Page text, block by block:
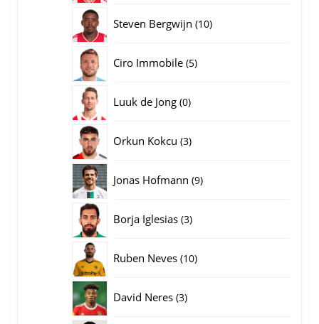
Steven Bergwijn 1010
Ciro Immobile 55
Luuk de Jong 00
Orkun Kokcu 33
Jonas Hofmann 99
Borja Iglesias 33
Ruben Neves 1010
David Neres 33